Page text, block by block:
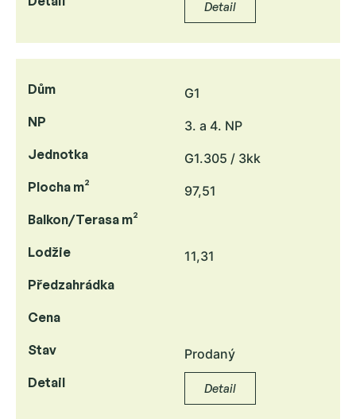
Detail
Dům
G1
NP
3. a 4. NP
Jednotka
G1.305 / 3kk
Plocha m²
97,51
Balkon/Terasa m²
Lodžie
11,31
Předzahrádka
Cena
Stav
Prodaný
Detail
Detail